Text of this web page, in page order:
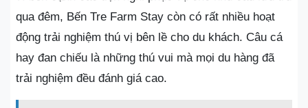
qua đêm, Bến Tre Farm Stay còn có rất nhiều hoạt
động trải nghiệm thú vị bên lề cho du khách. Câu cá
hay đan chiếu là những thú vui mà mọi du hàng đã
trải nghiệm đều đánh giá cao.